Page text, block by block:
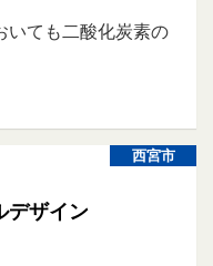
いても二酸化炭素の
西宮市
デザイン